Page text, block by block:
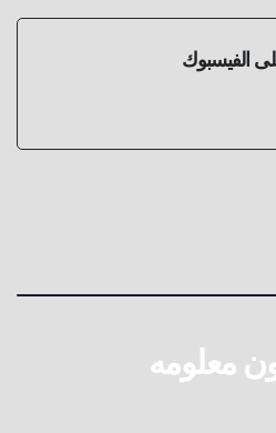
الفيسبوك
معلومه